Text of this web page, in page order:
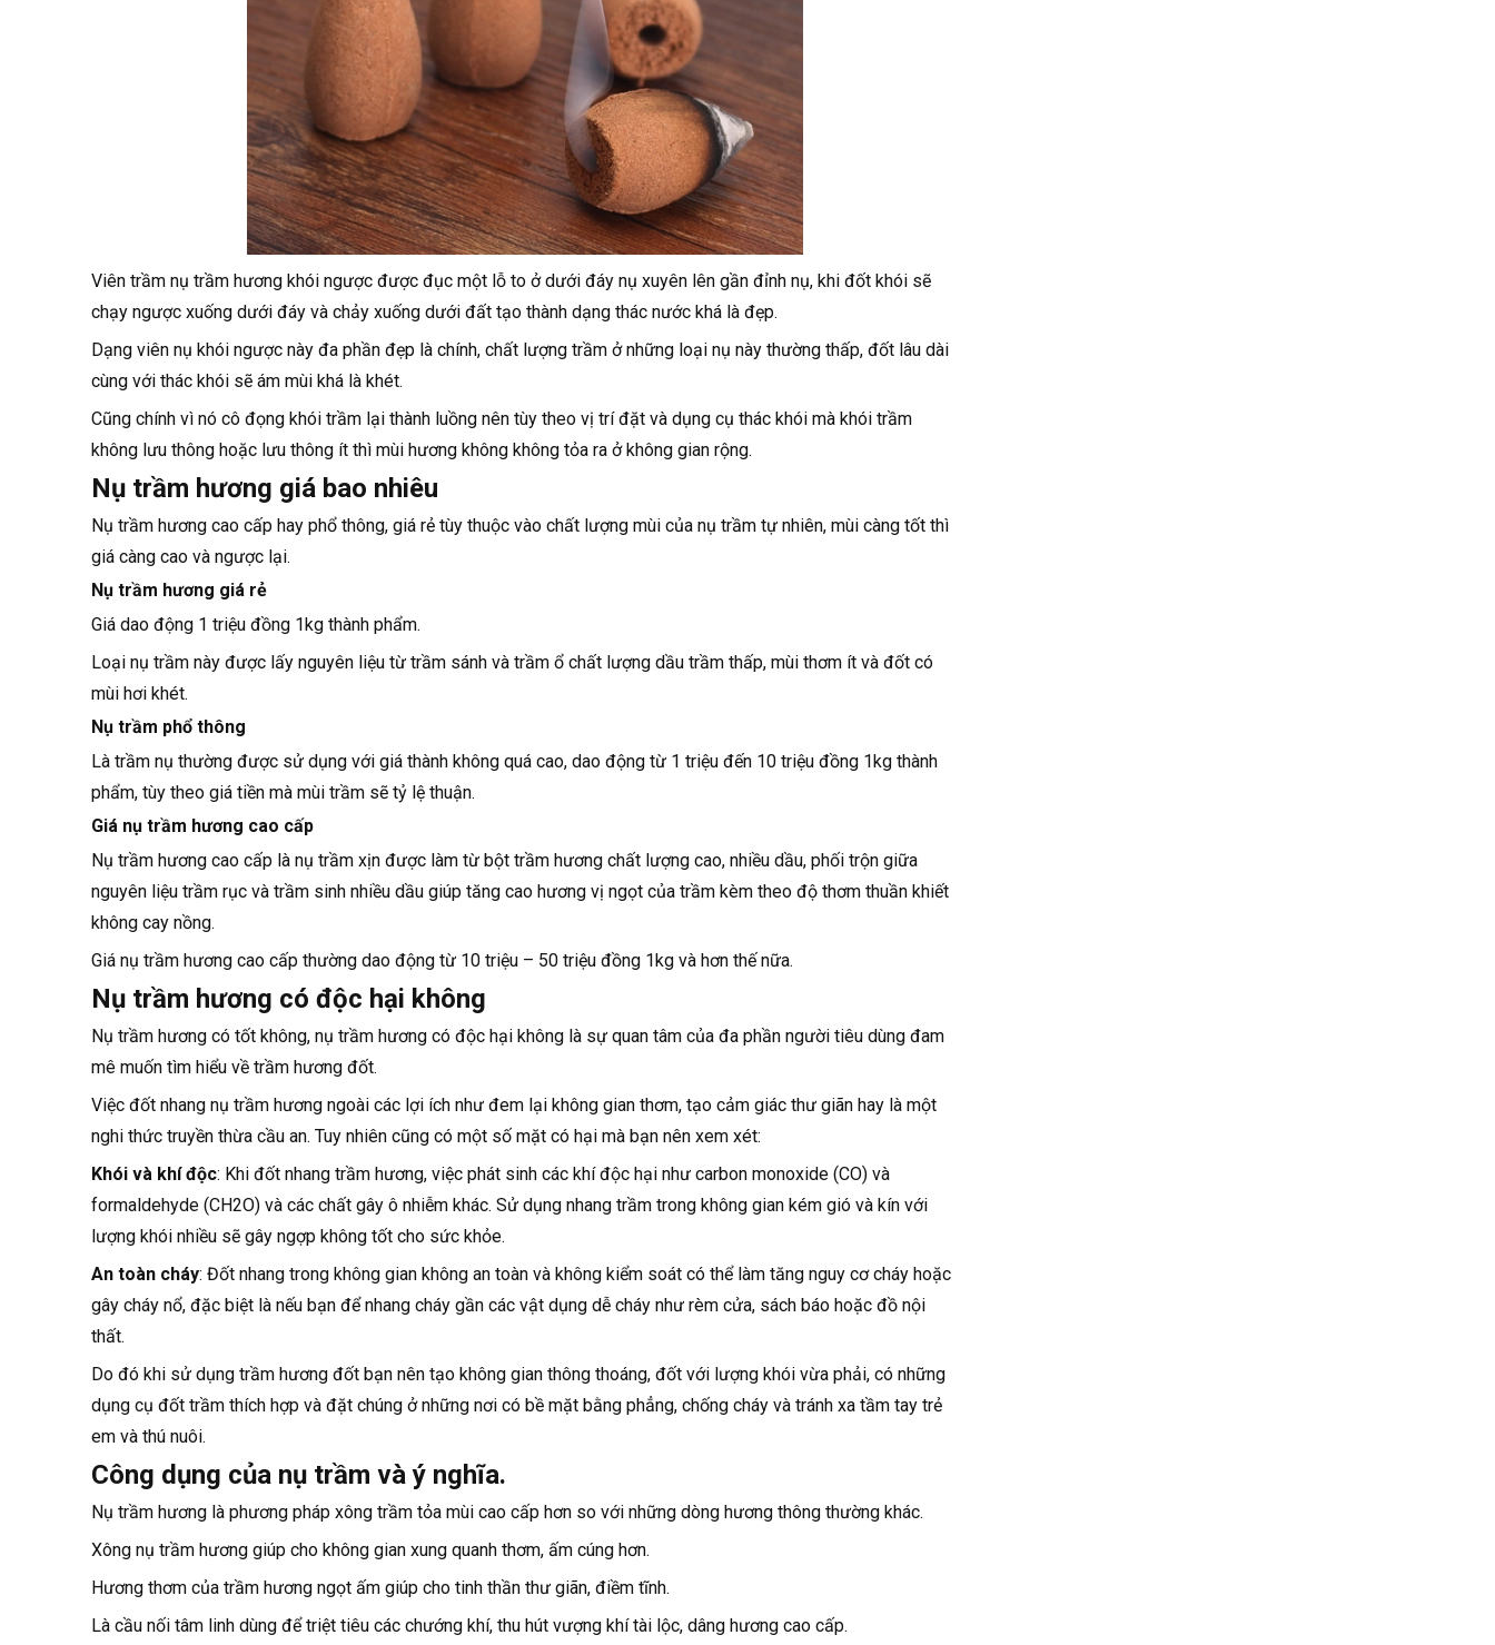
Viên trầm nụ trầm hương khói ngược được đục một lỗ to ở dưới đáy nụ xuyên lên gần đỉnh nụ, khi đốt khói sẽ
chạy ngược xuống dưới đáy và chảy xuống dưới đất tạo thành dạng thác nước khá là đẹp.
Dạng viên nụ khói ngược này đa phần đẹp là chính, chất lượng trầm ở những loại nụ này thường thấp, đốt lâu dài
cùng với thác khói sẽ ám mùi khá là khét.
Cũng chính vì nó cô đọng khói trầm lại thành luồng nên tùy theo vị trí đặt và dụng cụ thác khói mà khói trầm
không lưu thông hoặc lưu thông ít thì mùi hương không không tỏa ra ở không gian rộng.
Nụ trầm hương giá bao nhiêu
Nụ trầm hương cao cấp hay phổ thông, giá rẻ tùy thuộc vào chất lượng mùi của nụ trầm tự nhiên, mùi càng tốt thì
giá càng cao và ngược lại.
Nụ trầm hương giá rẻ
Giá dao động 1 triệu đồng 1kg thành phẩm.
Loại nụ trầm này được lấy nguyên liệu từ trầm sánh và trầm ổ chất lượng dầu trầm thấp, mùi thơm ít và đốt có
mùi hơi khét.
Nụ trầm phổ thông
Là trầm nụ thường được sử dụng với giá thành không quá cao, dao động từ 1 triệu đến 10 triệu đồng 1kg thành
phẩm, tùy theo giá tiền mà mùi trầm sẽ tỷ lệ thuận.
Giá nụ trầm hương cao cấp
Nụ trầm hương cao cấp là nụ trầm xịn được làm từ bột trầm hương chất lượng cao, nhiều dầu, phối trộn giữa
nguyên liệu trầm rục và trầm sinh nhiều dầu giúp tăng cao hương vị ngọt của trầm kèm theo độ thơm thuần khiết
không cay nồng.
Giá nụ trầm hương cao cấp thường dao động từ 10 triệu – 50 triệu đồng 1kg và hơn thế nữa.
Nụ trầm hương có độc hại không
Nụ trầm hương có tốt không, nụ trầm hương có độc hại không là sự quan tâm của đa phần người tiêu dùng đam
mê muốn tìm hiểu về trầm hương đốt.
Việc đốt nhang nụ trầm hương ngoài các lợi ích như đem lại không gian thơm, tạo cảm giác thư giãn hay là một
nghi thức truyền thừa cầu an. Tuy nhiên cũng có một số mặt có hại mà bạn nên xem xét:
Khói và khí độc: Khi đốt nhang trầm hương, việc phát sinh các khí độc hại như carbon monoxide (CO) và
formaldehyde (CH2O) và các chất gây ô nhiễm khác. Sử dụng nhang trầm trong không gian kém gió và kín với
lượng khói nhiều sẽ gây ngợp không tốt cho sức khỏe.
An toàn cháy: Đốt nhang trong không gian không an toàn và không kiểm soát có thể làm tăng nguy cơ cháy hoặc
gây cháy nổ, đặc biệt là nếu bạn để nhang cháy gần các vật dụng dễ cháy như rèm cửa, sách báo hoặc đồ nội
thất.
Do đó khi sử dụng trầm hương đốt bạn nên tạo không gian thông thoáng, đốt với lượng khói vừa phải, có những
dụng cụ đốt trầm thích hợp và đặt chúng ở những nơi có bề mặt bằng phẳng, chống cháy và tránh xa tầm tay trẻ
em và thú nuôi.
Công dụng của nụ trầm và ý nghĩa.
Nụ trầm hương là phương pháp xông trầm tỏa mùi cao cấp hơn so với những dòng hương thông thường khác.
Xông nụ trầm hương giúp cho không gian xung quanh thơm, ấm cúng hơn.
Hương thơm của trầm hương ngọt ấm giúp cho tinh thần thư giãn, điềm tĩnh.
Là cầu nối tâm linh dùng để triệt tiêu các chướng khí, thu hút vượng khí tài lộc, dâng hương cao cấp.